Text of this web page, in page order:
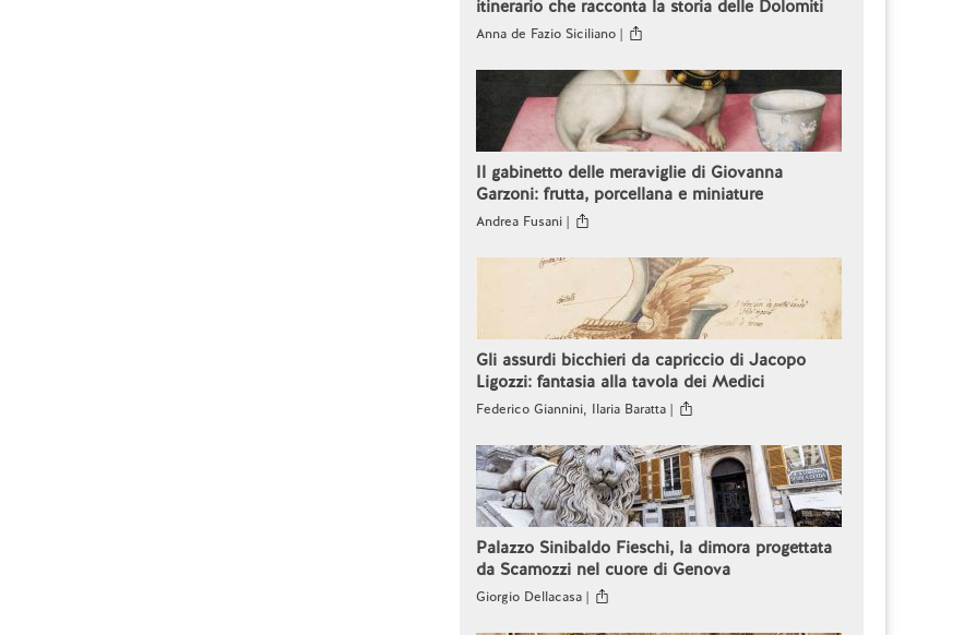
itinerario che racconta la storia delle Dolomiti
Anna de Fazio Siciliano |
Il gabinetto delle meraviglie di Giovanna
Garzoni: frutta, porcellana e miniature
Andrea Fusani |
Gli assurdi bicchieri da capriccio di Jacopo
Ligozzi: fantasia alla tavola dei Medici
Federico Giannini, Ilaria Baratta |
Palazzo Sinibaldo Fieschi, la dimora progettata
da Scamozzi nel cuore di Genova
Giorgio Dellacasa |